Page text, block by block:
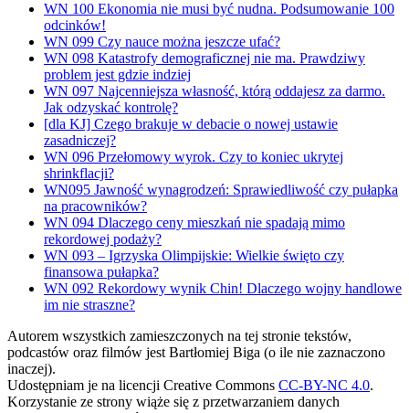
WN 100 Ekonomia nie musi być nudna. Podsumowanie 100
odcinków!
WN 099 Czy nauce można jeszcze ufać?
WN 098 Katastrofy demograficznej nie ma. Prawdziwy
problem jest gdzie indziej
WN 097 Najcenniejsza własność, którą oddajesz za darmo.
Jak odzyskać kontrolę?
[dla KJ] Czego brakuje w debacie o nowej ustawie
zasadniczej?
WN 096 Przełomowy wyrok. Czy to koniec ukrytej
shrinkflacji?
WN095 Jawność wynagrodzeń: Sprawiedliwość czy pułapka
na pracowników?
WN 094 Dlaczego ceny mieszkań nie spadają mimo
rekordowej podaży?
WN 093 – Igrzyska Olimpijskie: Wielkie święto czy
finansowa pułapka?
WN 092 Rekordowy wynik Chin! Dlaczego wojny handlowe
im nie straszne?
Autorem wszystkich zamieszczonych na tej stronie tekstów,
podcastów oraz filmów jest Bartłomiej Biga (o ile nie zaznaczono
inaczej).
Udostępniam je na licencji Creative Commons CC-BY-NC 4.0.
Korzystanie ze strony wiąże się z przetwarzaniem danych